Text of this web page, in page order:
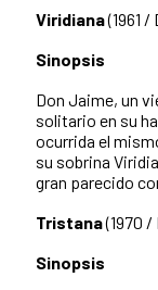
Viridiana(1961
Sinopsis
Don Jaime, un
solitario en su
ocurrida el
su sobrina
gran parecido
Tristana(1970 /
Sinopsis